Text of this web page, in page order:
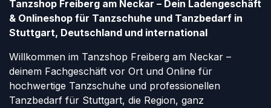
Tanzshop Freiberg am Neckar – Dein Ladengeschäft
& Onlineshop für Tanzschuhe und Tanzbedarf in
Stuttgart, Deutschland und international
Willkommen im Tanzshop Freiberg am Neckar –
deinem Fachgeschäft vor Ort und Online für
hochwertige Tanzschuhe und professionellen
Tanzbedarf für Stuttgart, die Region, ganz